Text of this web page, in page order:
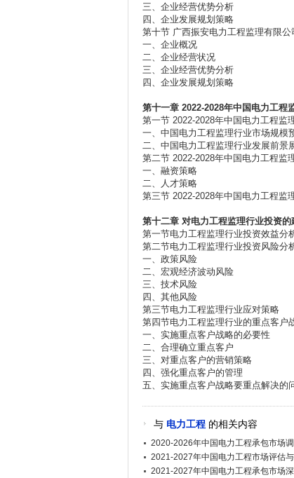
三、企业经营优势分析
四、企业发展规划策略
第十节 广西振安电力工程监理有限公
一、企业概况
二、企业经营状况
三、企业经营优势分析
四、企业发展规划策略
第十一章 2022-2028年中国电力工程
第一节 2022-2028年中国电力工程监
一、中国电力工程监理行业市场规模
二、中国电力工程监理行业发展前景
第二节 2022-2028年中国电力工程监
一、融资策略
二、人才策略
第三节 2022-2028年中国电力工程监
第十二章 对电力工程监理行业投资的
第一节电力工程监理行业投资效益分
第二节电力工程监理行业投资风险分
一、政策风险
二、宏观经济波动风险
三、技术风险
四、其他风险
第三节电力工程监理行业应对策略
第四节电力工程监理行业的重点客户
一、实施重点客户战略的必要性
二、合理确立重点客户
三、对重点客户的营销策略
四、强化重点客户的管理
五、实施重点客户战略要重点解决的
与 电力工程 的相关内容
2020-2026年中国电力工程承包市场
2021-2027年中国电力工程市场评估
2021-2027年中国电力工程承包市场